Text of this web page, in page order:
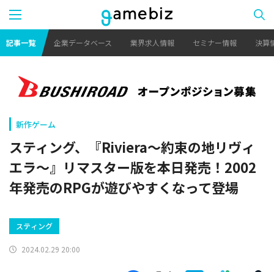
記事一覧 企業データベース 業界求人情報 セミナー情報 決算
新作ゲーム
スティング、『Riviera～約束の地リヴィ
エラ～』リマスター版を本日発売！2002
年発売のRPGが遊びやすくなって登場
スティング
2024.02.29 20:00